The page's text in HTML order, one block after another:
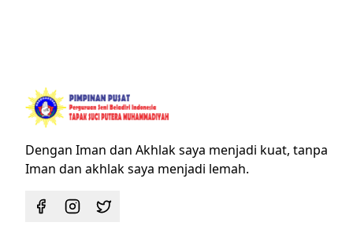
Dengan Iman dan Akhlak saya menjadi kuat, tanpa
Iman dan akhlak saya menjadi lemah.